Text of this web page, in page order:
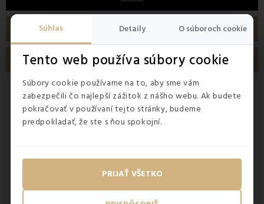
Súhlas Detaily O súboroch cookie
Tento web používa súbory cookie
Súbory cookie používame na to, aby sme vám
zabezpečili čo najlepší zážitok z nášho webu. Ak budete
pokračovať v používaní tejto stránky, budeme
predpokladať, že ste s ňou spokojní.
PRIJAŤ VŠETKO
PODROBNOSTI O PRODUKTE
RECENZIE
Kvalitná plochá guma na šitie
Plochú prádlovú gumu na šitie využijete pri výrobe rôznych
odevov, textilných aj bytových doplnkov, či osobných
pevná, trvácna, plochá a vyrobenáz odolného materiálu
čím ju môžete prať aj v práčke. Šírka gumy je 1 cm.